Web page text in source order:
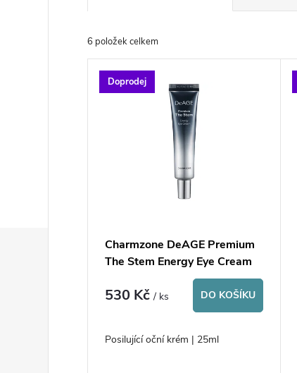
a
z
e
6 položek celkem
VDoprodej
Charmzone DeAGE Premium
The Stem Energy Eye Cream
530 Kč/ ks DO KOŠÍKU
Posilující oční krém | 25ml